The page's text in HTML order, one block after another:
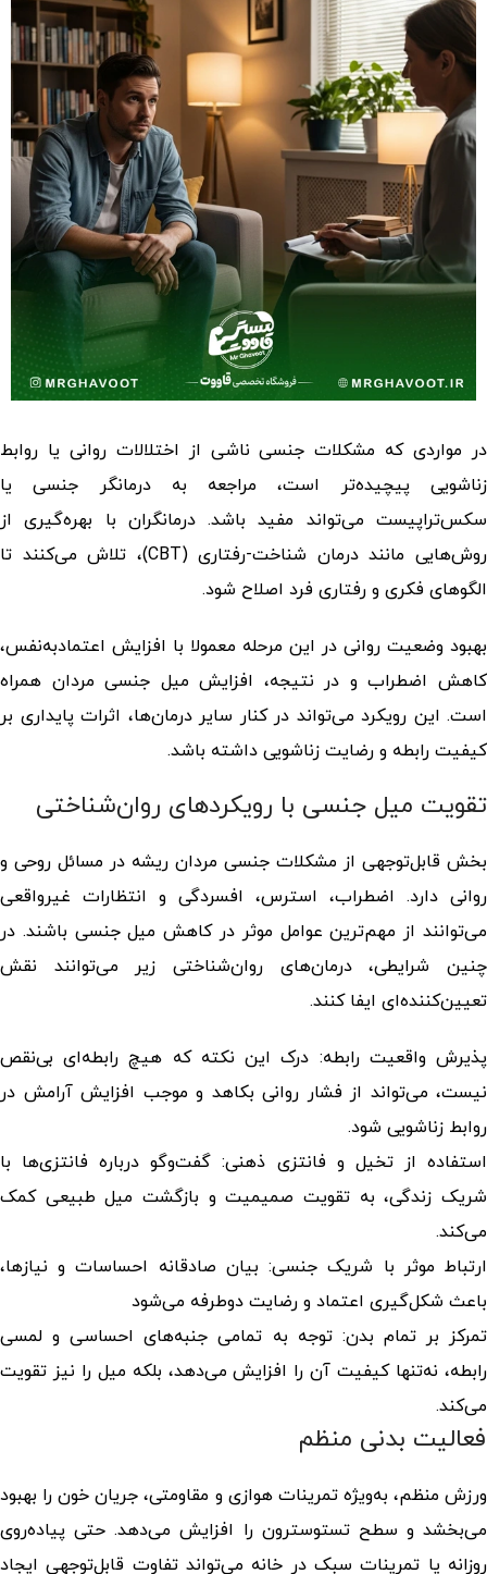
در مواردی که مشکلات جنسی ناشی از اختلالات روانی یا روابط
زناشویی پیچیده‌تر است، مراجعه به درمانگر جنسی یا
سکس‌تراپیست می‌تواند مفید باشد. درمانگران با بهره‌گیری از
روش‌هایی مانند درمان شناخت-رفتاری (CBT)، تلاش می‌کنند تا
الگوهای فکری و رفتاری فرد اصلاح شود.
بهبود وضعیت روانی در این مرحله معمولا با افزایش اعتمادبه‌نفس،
کاهش اضطراب و در نتیجه، افزایش میل جنسی مردان همراه
است. این رویکرد می‌تواند در کنار سایر درمان‌ها، اثرات پایداری بر
کیفیت رابطه و رضایت زناشویی داشته باشد.
تقویت میل جنسی با رویکردهای روان‌شناختی
بخش قابل‌توجهی از مشکلات جنسی مردان ریشه در مسائل روحی و
روانی دارد. اضطراب، استرس، افسردگی و انتظارات غیرواقعی
می‌توانند از مهم‌ترین عوامل موثر در کاهش میل جنسی باشند. در
چنین شرایطی، درمان‌های روان‌شناختی زیر می‌توانند نقش
تعیین‌کننده‌ای ایفا کنند.
پذیرش واقعیت رابطه: درک این نکته که هیچ رابطه‌ای بی‌نقص
نیست، می‌تواند از فشار روانی بکاهد و موجب افزایش آرامش در
روابط زناشویی شود.
استفاده از تخیل و فانتزی ذهنی: گفت‌وگو درباره فانتزی‌ها با
شریک زندگی، به تقویت صمیمیت و بازگشت میل طبیعی کمک
می‌کند.
ارتباط موثر با شریک جنسی: بیان صادقانه احساسات و نیازها،
باعث شکل‌گیری اعتماد و رضایت دوطرفه می‌شود
تمرکز بر تمام بدن: توجه به تمامی جنبه‌های احساسی و لمسی
رابطه، نه‌تنها کیفیت آن را افزایش می‌دهد، بلکه میل را نیز تقویت
می‌کند.
فعالیت بدنی منظم
ورزش منظم، به‌ویژه تمرینات هوازی و مقاومتی، جریان خون را بهبود
می‌بخشد و سطح تستوسترون را افزایش می‌دهد. حتی پیاده‌روی
روزانه یا تمرینات سبک در خانه می‌تواند تفاوت قابل‌توجهی ایجاد